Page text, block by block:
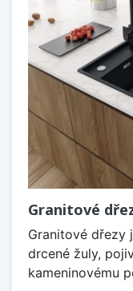
Granitové
Granitové dřezy
drcené žuly,
kameninovému